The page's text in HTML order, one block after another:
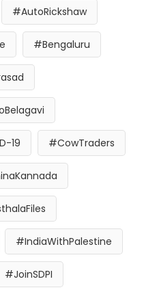
#AutoRickshaw
#Bengaluru
19 #CowTraders
#IndiaWithPalestine
#JoinSDPI